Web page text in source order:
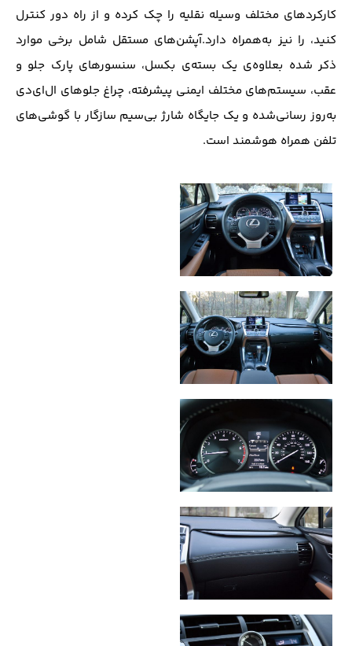
کارکردهای مختلف وسیله نقلیه را چک کرده و از راه دور کنترل
کنید، را نیز به‌همراه دارد.آپشن‌های مستقل شامل برخی موارد
ذکر شده بعلاوه‌ی یک بسته‌ی بکسل، سنسورهای پارک جلو و
عقب، سیستم‌های مختلف ایمنی پیشرفته، چراغ جلوهای ال‌ای‌دی
به‌روز رسانی‌شده و یک جایگاه شارژ بی‌سیم سازگار با گوشی‌های
تلفن همراه هوشمند است.